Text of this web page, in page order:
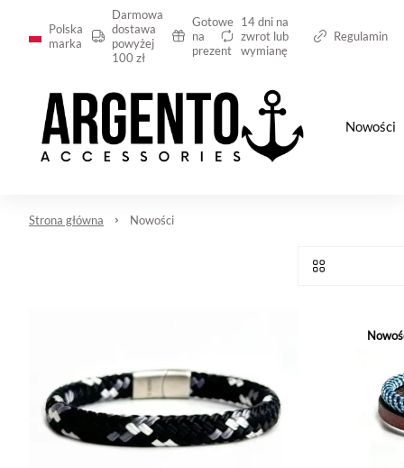
Polska
marka
Darmowa
dostawa
powyżej
100 zł
Gotowe
na
prezent
14 dni na
zwrot lub
wymianę
Regulamin
Nowości
Strona główna Nowości